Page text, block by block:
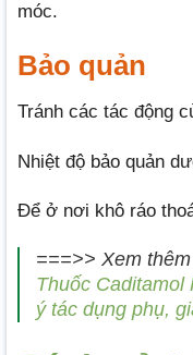
móc.
Bảo quản
Tránh các tác động
Nhiệt độ bảo quản
Để ở nơi khô ráo
===>> Xem
Thuốc Caditamol
ý tác dụng phụ,